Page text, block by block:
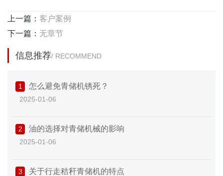
上一篇： 客户案例
下一篇： 无章节
信息推荐/ RECOMMEND
1 怎么避免青储机锈死？
2025-01-06
2 油的选择对青储机械的影响
2025-01-06
3 关于行走秸秆青储机的特点